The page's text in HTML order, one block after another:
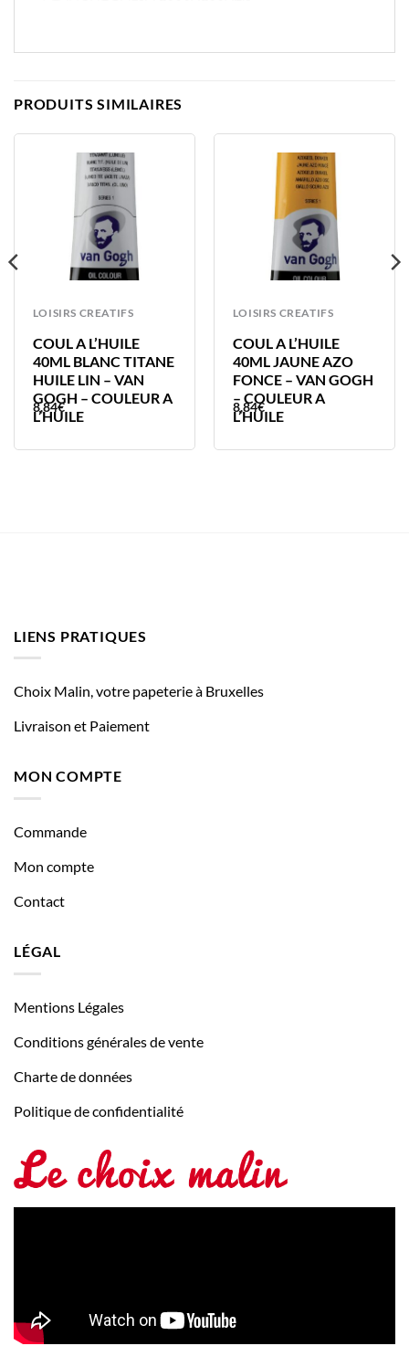
PRODUITS SIMILAIRES
LOISIRS CREATIFS
COUL A L’HUILE
40ML BLANC TITANE
HUILE LIN – VAN
GOGH – COULEUR A
L’HUILE
8,84€
LOISIRS CREATIFS
COUL A L’HUILE
40ML JAUNE AZO
FONCE – VAN GOGH
– COULEUR A
L’HUILE
8,84€
LIENS PRATIQUES
Choix Malin, votre papeterie à Bruxelles
Livraison et Paiement
MON COMPTE
Commande
Mon compte
Contact
LÉGAL
Mentions Légales
Conditions générales de vente
Charte de données
Politique de confidentialité